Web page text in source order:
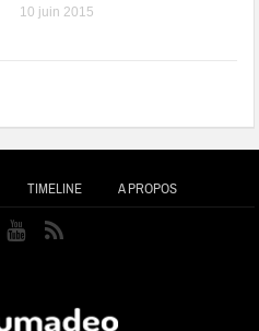
10 juin 2015
TIMELINE A PROPOS